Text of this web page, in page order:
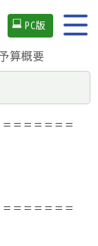
PC版
算概要
＝＝＝＝＝＝
＝＝＝＝＝＝